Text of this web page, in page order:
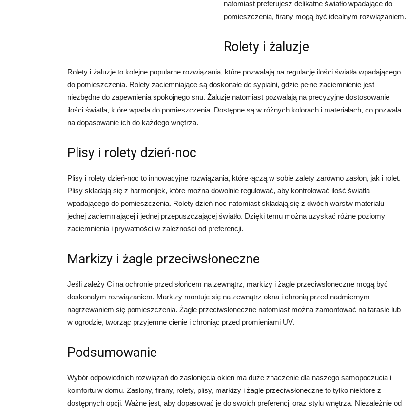
natomiast preferujesz delikatne światło wpadające do
pomieszczenia, firany mogą być idealnym rozwiązaniem.
Rolety i żaluzje
Rolety i żaluzje to kolejne popularne rozwiązania, które pozwalają na regulację ilości światła wpadającego
do pomieszczenia. Rolety zaciemniające są doskonałe do sypialni, gdzie pełne zaciemnienie jest
niezbędne do zapewnienia spokojnego snu. Żaluzje natomiast pozwalają na precyzyjne dostosowanie
ilości światła, które wpada do pomieszczenia. Dostępne są w różnych kolorach i materiałach, co pozwala
na dopasowanie ich do każdego wnętrza.
Plisy i rolety dzień-noc
Plisy i rolety dzień-noc to innowacyjne rozwiązania, które łączą w sobie zalety zarówno zasłon, jak i rolet.
Plisy składają się z harmonijek, które można dowolnie regulować, aby kontrolować ilość światła
wpadającego do pomieszczenia. Rolety dzień-noc natomiast składają się z dwóch warstw materiału –
jednej zaciemniającej i jednej przepuszczającej światło. Dzięki temu można uzyskać różne poziomy
zaciemnienia i prywatności w zależności od preferencji.
Markizy i żagle przeciwsłoneczne
Jeśli zależy Ci na ochronie przed słońcem na zewnątrz, markizy i żagle przeciwsłoneczne mogą być
doskonałym rozwiązaniem. Markizy montuje się na zewnątrz okna i chronią przed nadmiernym
nagrzewaniem się pomieszczenia. Żagle przeciwsłoneczne natomiast można zamontować na tarasie lub
w ogrodzie, tworząc przyjemne cienie i chroniąc przed promieniami UV.
Podsumowanie
Wybór odpowiednich rozwiązań do zasłonięcia okien ma duże znaczenie dla naszego samopoczucia i
komfortu w domu. Zasłony, firany, rolety, plisy, markizy i żagle przeciwsłoneczne to tylko niektóre z
dostępnych opcji. Ważne jest, aby dopasować je do swoich preferencji oraz stylu wnętrza. Niezależnie od